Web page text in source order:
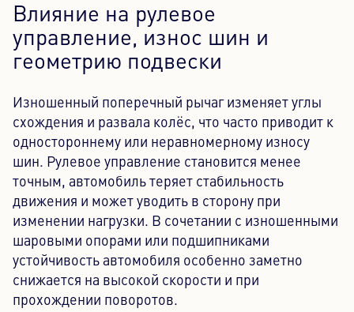
Влияние на рулевое
управление, износ шин и
геометрию подвески
Изношенный поперечный рычаг изменяет углы
схождения и развала колёс, что часто приводит к
одностороннему или неравномерному износу
шин. Рулевое управление становится менее
точным, автомобиль теряет стабильность
движения и может уводить в сторону при
изменении нагрузки. В сочетании с изношенными
шаровыми опорами или подшипниками
устойчивость автомобиля особенно заметно
снижается на высокой скорости и при
прохождении поворотов.